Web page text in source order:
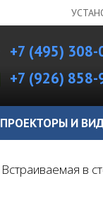
+7 (495) 308-
+7 (926) 858-
ПРОЕКТОРЫ И
Встраиваемая в